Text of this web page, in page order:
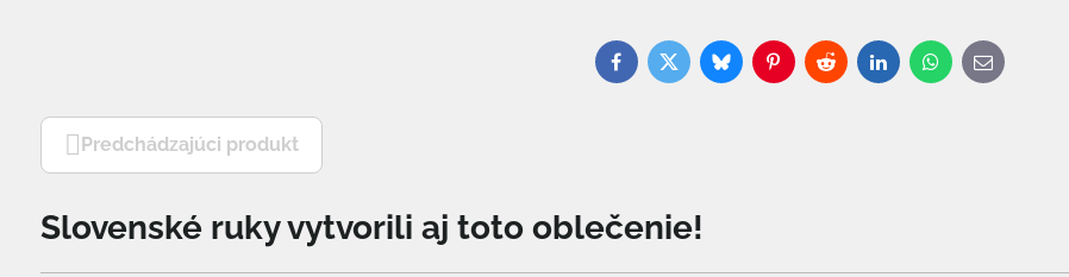
Facebook
TwitterBlueskyPinterestRedditLinkedInWhatsApp
E-
mail
Predchádzajúci produkt
Slovenské ruky vytvorili aj toto oblečenie!